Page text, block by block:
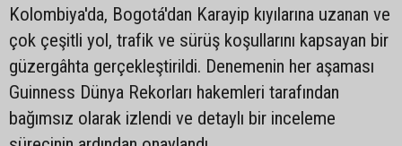
Kolombiya'da, Bogotá'dan Karayip kıyılarına uzanan ve
çok çeşitli yol, trafik ve sürüş koşullarını kapsayan bir
güzergâhta gerçekleştirildi. Denemenin her aşaması
Guinness Dünya Rekorları hakemleri tarafından
bağımsız olarak izlendi ve detaylı bir inceleme